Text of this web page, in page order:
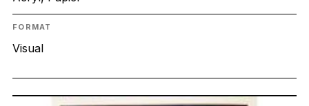
FORMAT
Visual